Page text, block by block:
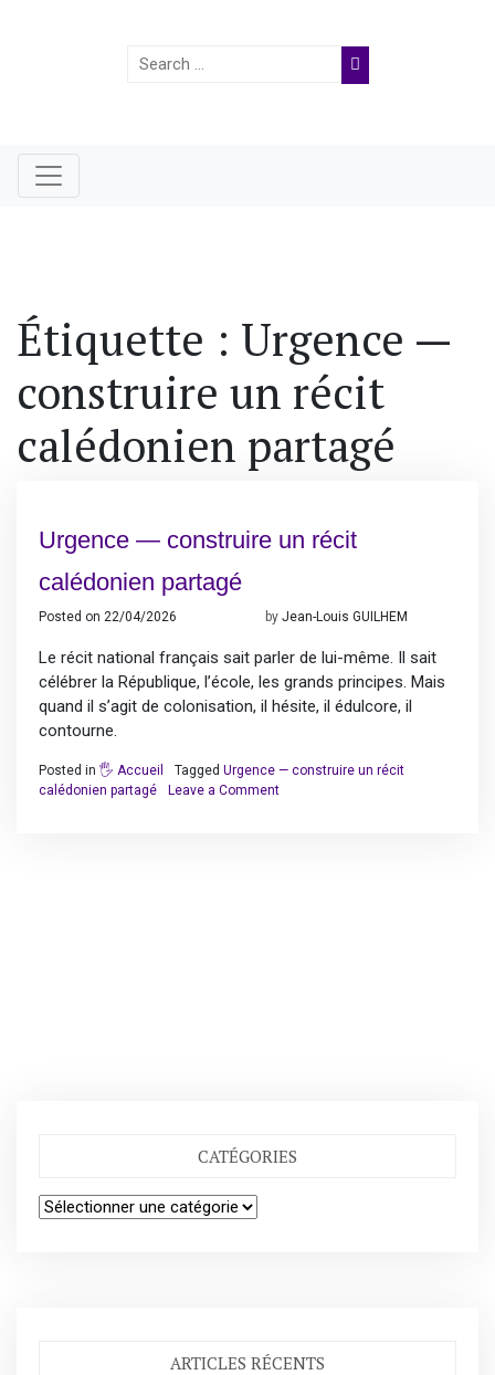
Search
Étiquette : Urgence —
construire un récit
calédonien partagé
Urgence — construire un récit
calédonien partagé
Posted on 22/04/2026 by Jean-Louis GUILHEM
Le récit national français sait parler de lui-même. Il sait
célébrer la République, l’école, les grands principes. Mais
quand il s’agit de colonisation, il hésite, il édulcore, il
contourne.
Posted in 🖐️ Accueil Tagged Urgence — construire un récit
calédonien partagé
Leave a Commenton
CATÉGORIES
Catégories
ARTICLES RÉCENTS